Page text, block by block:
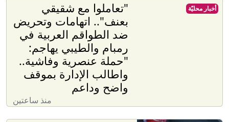
"تعاملوا مع شقيقي
بعنف".. اتهامات وتحريض
ضد الطواقم العربية في
رمبام والطيبي يهاجم:
"حملة عنصرية وفاشية..
واطالب الإدارة بموقف
واضح وداعم
منذ ساعتين
أخبار محليّة